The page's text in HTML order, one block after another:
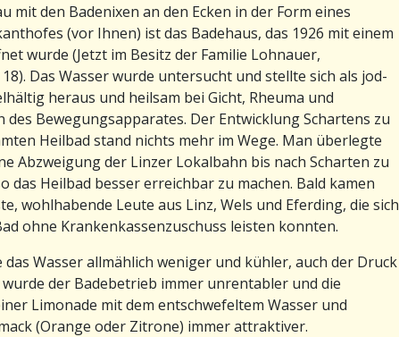
mit den Badenixen an den Ecken in der Form eines
(vor Ihnen) ist das Badehaus, das 1926 mit einem
wurde (Jetzt im Besitz der Familie Lohnauer,
Das Wasser wurde untersucht und stellte sich als jod-
heraus und heilsam bei Gicht, Rheuma und
des Bewegungsapparates. Der Entwicklung Schartens zu
Heilbad stand nichts mehr im Wege. Man überlegte
Abzweigung der Linzer Lokalbahn bis nach Scharten zu
das Heilbad besser erreichbar zu machen. Bald kamen
wohlhabende Leute aus Linz, Wels und Eferding, die sich
ohne Krankenkassenzuschuss leisten konnten.
das Wasser allmählich weniger und kühler, auch der Druck
wurde der Badebetrieb immer unrentabler und die
Limonade mit dem entschwefeltem Wasser und
(Orange oder Zitrone) immer attraktiver.